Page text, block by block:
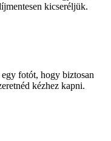
kicseréljük.
fotót, hogy biztosan
kézhez kapni.